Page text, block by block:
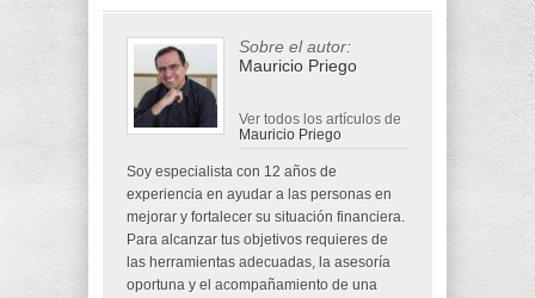
Sobre el autor:
Mauricio Priego
Ver todos los artículos de
Mauricio Priego
Soy especialista con 12 años de
experiencia en ayudar a las personas en
mejorar y fortalecer su situación financiera.
Para alcanzar tus objetivos requieres de
las herramientas adecuadas, la asesoría
oportuna y el acompañamiento de una